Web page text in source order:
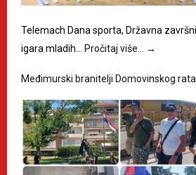
Telemach Dana sporta, Državna
igara mladih…
Pročitaj više… →
Međimurski branitelji Domovinskog